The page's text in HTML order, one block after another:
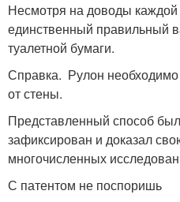
Несмотря на доводы каждой
единственный правильный
туалетной бумаги.
Справка. Рулон
от стены.
Представленный способ
зафиксирован и доказал
многочисленных
С патентом не поспоришь